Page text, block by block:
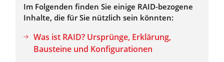
Im Folgenden finden Sie einige RAID-bezogene
Inhalte, die für Sie nützlich sein könnten:
Was ist RAID? Ursprünge, Erklärung,
Bausteine und Konfigurationen